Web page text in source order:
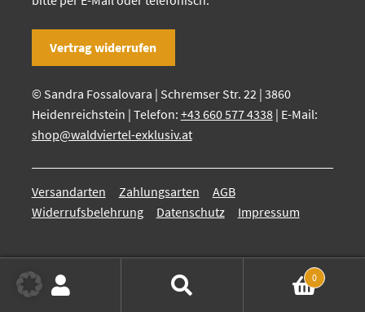
Vertrag widerrufen
© Sandra Fossalovara | Schremser Str. 22 | 3860
Heidenreichstein | Telefon: +43 660 577 4338| E-Mail:
shop@waldviertel-exklusiv.at
Versandarten Zahlungsarten
AGB
Widerrufsbelehrung
Datenschutz Impressum
Suchen
Suchen
0